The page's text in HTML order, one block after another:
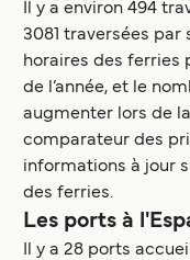
Il y a environ 494
3081 traversées par
horaires des ferries
de l’année, et le
augmenter lors de
comparateur des
informations à jour
des ferries.
Les ports à
Il y a 28 ports